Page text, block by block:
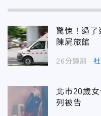
驚悚！過
陳屍旅館
26分鐘前
北市20歲
列被告